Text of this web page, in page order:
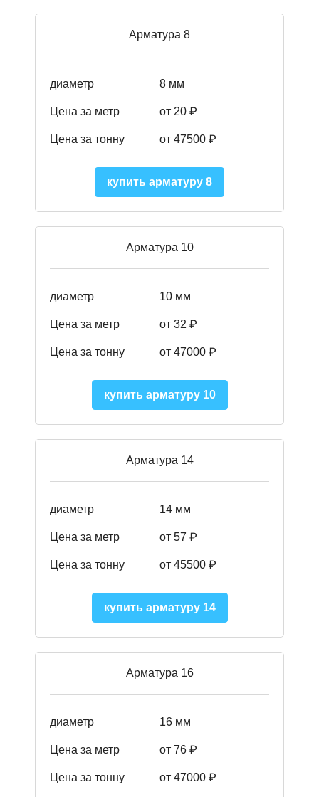
Арматура 8
диаметр 8 мм
Цена за метр от 20 ₽
Цена за тонну от 47500 ₽
купить арматуру 8
Арматура 10
диаметр 10 мм
Цена за метр от 32 ₽
Цена за тонну от 47000 ₽
купить арматуру 10
Арматура 14
диаметр 14 мм
Цена за метр от 57 ₽
Цена за тонну от 45500 ₽
купить арматуру 14
Арматура 16
диаметр 16 мм
Цена за метр от 76 ₽
Цена за тонну от 47000 ₽